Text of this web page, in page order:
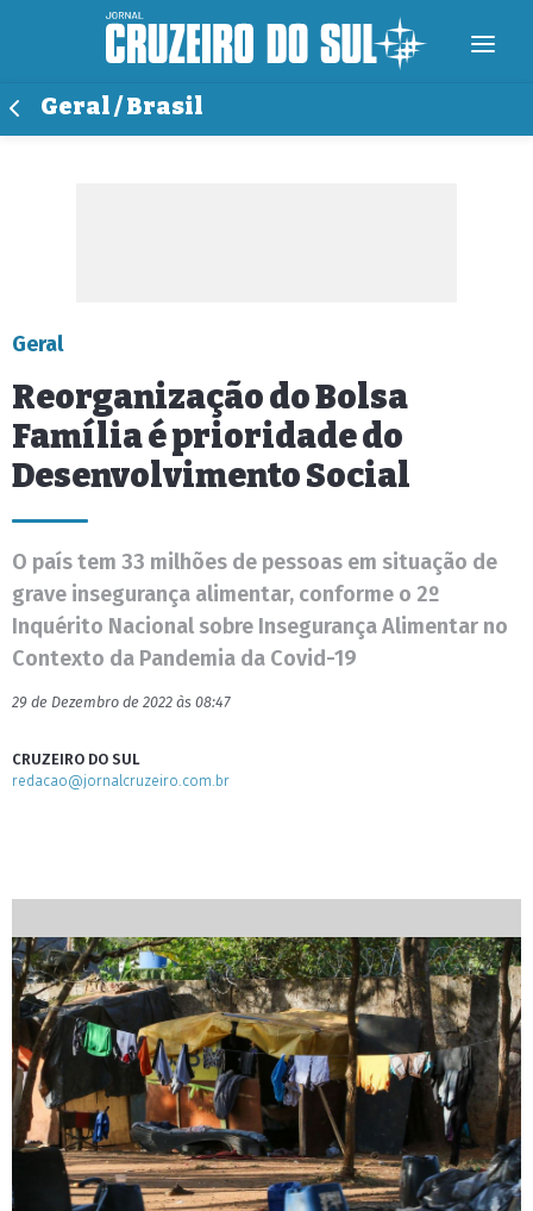
Geral / Brasil
Geral
Reorganização do Bolsa
Família é prioridade do
Desenvolvimento Social
O país tem 33 milhões de pessoas em situação de
grave insegurança alimentar, conforme o 2º
Inquérito Nacional sobre Insegurança Alimentar no
Contexto da Pandemia da Covid-19
29 de Dezembro de 2022 às 08:47
CRUZEIRO DO SUL
redacao@jornalcruzeiro.com.br